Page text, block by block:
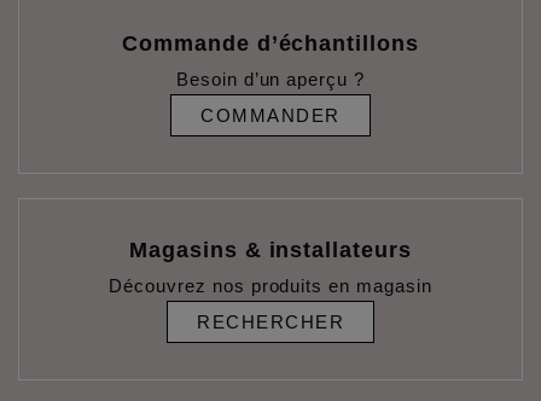
Commande d’échantillons
Besoin d’un aperçu ?
COMMANDER
Magasins & installateurs
Découvrez nos produits en magasin
RECHERCHER